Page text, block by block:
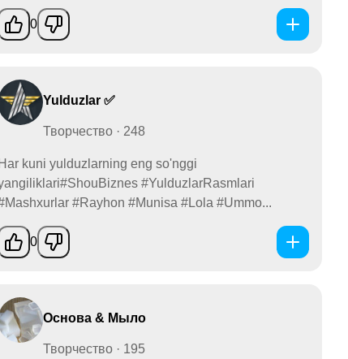
0
Yulduzlar ✅
Творчество · 248
Har kuni yulduzlarning eng so'nggi
#YulduzlarRasmlari
#Rayhon #Munisa #Lola #Ummo...
0
Основа & Мыло
Творчество · 195